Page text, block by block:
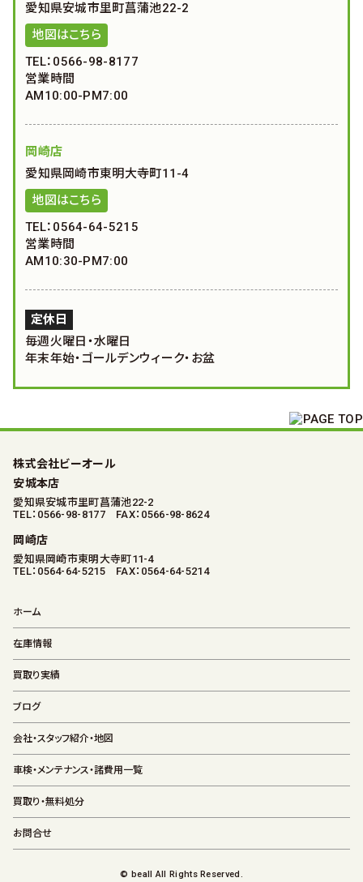
愛知県安城市里町菖蒲池22-2
地図はこちら
TEL：0566-98-8177
営業時間
AM10:00-PM7:00
岡崎店
愛知県岡崎市東明大寺町11-4
地図はこちら
TEL：0564-64-5215
営業時間
AM10:30-PM7:00
定休日
毎週火曜日・水曜日
年末年始・ゴールデンウィーク・お盆
株式会社ビーオール
安城本店
愛知県安城市里町菖蒲池22-2
TEL：0566-98-8177 FAX：0566-98-8624
岡崎店
愛知県岡崎市東明大寺町11-4
TEL：0564-64-5215 FAX：0564-64-5214
ホーム
在庫情報
買取り実績
ブログ
会社・スタッフ紹介・地図
車検・メンテナンス・諸費用一覧
買取り・無料処分
お問合せ
© beall All Rights Reserved.